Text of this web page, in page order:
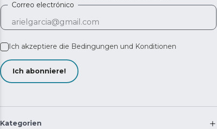
Correo electrónico
Ich akzeptiere die Bedingungen und Konditionen
Ich abonniere!
Kategorien